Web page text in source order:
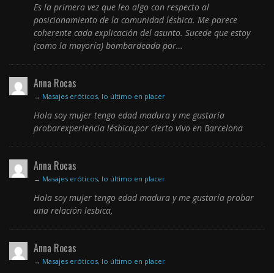
Es la primera vez que leo algo con respecto al
posicionamiento de la comunidad lésbica. Me parece
coherente cada explicación del asunto. Sucede que estoy
(como la mayoría) bombardeada por…
Anna Rocas
→ Masajes eróticos, lo último en placer
Hola soy mujer tengo edad madura y me gustaría
probarexperiencia lésbica,por cierto vivo en Barcelona
Anna Rocas
→ Masajes eróticos, lo último en placer
Hola soy mujer tengo edad madura y me gustaría probar
una relación lesbica,
Anna Rocas
→ Masajes eróticos, lo último en placer